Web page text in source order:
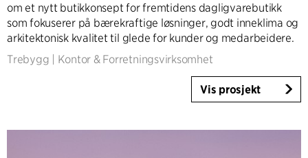
om et nytt butikkonsept for fremtidens dagligvarebutikk
som fokuserer på bærekraftige løsninger, godt inneklima og
arkitektonisk kvalitet til glede for kunder og medarbeidere.
Trebygg
Kontor & Forretningsvirksomhet
Vis prosjekt